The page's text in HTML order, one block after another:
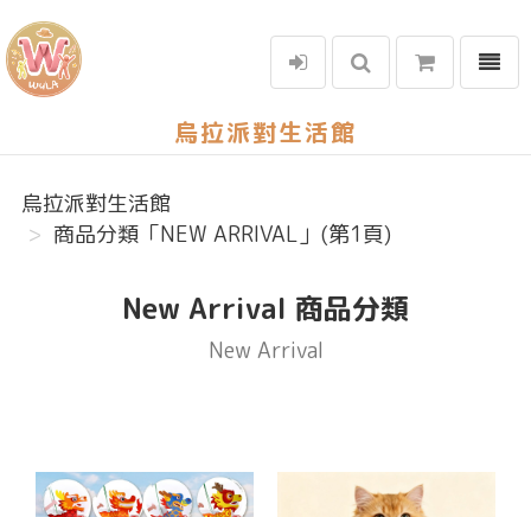
烏拉派對生活館
選單
烏拉派對生活館
商品分類「NEW ARRIVAL」(第1頁)
New Arrival 商品分類
New Arrival